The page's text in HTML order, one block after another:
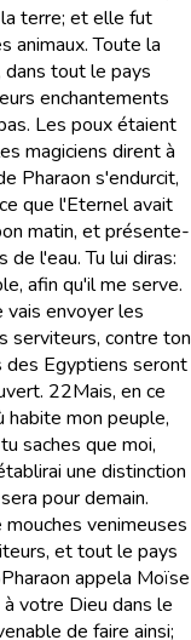
terre; et elle fut
animaux. Toute la
tout le pays
enchantements
Les poux étaient
magiciens dirent à
Pharaon s'endurcit,
que l'Eternel avait
matin, et présente-
l'eau. Tu lui diras:
afin qu'il me serve.
vais envoyer les
serviteurs, contre ton
des Egyptiens seront
22Mais, en ce
habite mon peuple,
saches que moi,
une distinction
pour demain.
venimeuses
et tout le pays
Pharaon appela Moïse
votre Dieu dans le
de faire ainsi;